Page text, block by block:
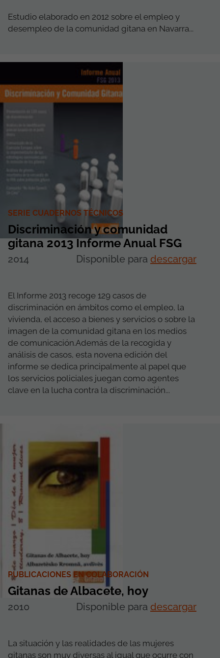
Estudio elaborado en 2012 sobre el empleo y
desempleo de la comunidad gitana en Navarra...
SERIE CUADERNOS TÉCNICOS
Discriminación y comunidad
gitana 2013 Informe Anual FSG
2014 Disponible para descargar
El Informe 2013 recoge 129 casos de
discriminación en ámbitos como el empleo, la
vivienda, el acceso a bienes y servicios o sobre la
imagen de la comunidad gitana en los medios
de comunicación.Además de la recogida y
análisis de casos, esta novena edición del
informe se dedica principalmente al papel que
los servicios policiales juegan como agentes
clave en la lucha contra la discriminación...
PUBLICACIONES EN COLABORACIÓN
Gitanas de Albacete, hoy
2010 Disponible para descargar
La situación y las realidades de las mujeres
gitanas son muy diversas al igual que ocurre con